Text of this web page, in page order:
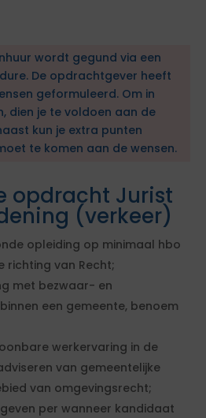
wordt gegund via een
De opdrachtgever heeft
geformuleerd. Om in
dien je te voldoen aan de
kun je extra punten
te komen aan de wensen.
opdracht Jurist
(verkeer)
opleiding op minimaal hbo
richting van Recht;
met bezwaar- en
een gemeente, benoem
werkervaring in de
van gemeentelijke
van omgevingsrecht;
per wanneer kandidaat